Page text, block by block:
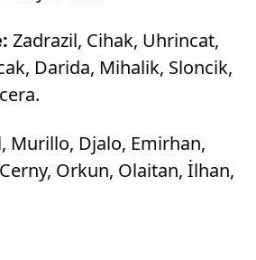
Zadrazil, Cihak, Uhrincat,
Darida, Mihalik, Sloncik,
Murillo, Djalo, Emirhan,
Orkun, Olaitan, İlhan,